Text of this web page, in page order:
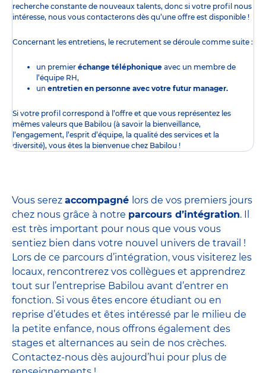
recherche constante de nouveaux talents, donc si votre profil nous
intéresse, nous vous contacterons dès qu’une offre est disponible !
Concernant les entretiens, le recrutement se déroule comme suite :
un premier échange téléphonique avec un membre de
l’équipe RH,
un entretien en personne avec votre futur manager.
Si votre profil correspond à l’offre et que vous représentez les
mêmes valeurs que Babilou (à savoir la bienveillance,
l’engagement, l’esprit d’équipe, la qualité des services et la
diversité), vous êtes la bienvenue chez Babilou !
Vous serez accompagné lors de vos premiers jours
chez nous grâce à notre parcours d’intégration. Il
est très important pour nous que vous vous
sentiez bien dans votre nouvel univers de travail !
Lors de ce parcours d’intégration, vous visiterez les
locaux, rencontrerez vos collègues et apprendrez
tout sur l’entreprise Babilou avant d’entrer en
fonction. Si vous êtes encore étudiant ou en
reprise d’études et êtes intéressé par le milieu de
la petite enfance, nous offrons également des
stages et alternances au sein de nos crèches.
Contactez-nous dès aujourd’hui pour plus de